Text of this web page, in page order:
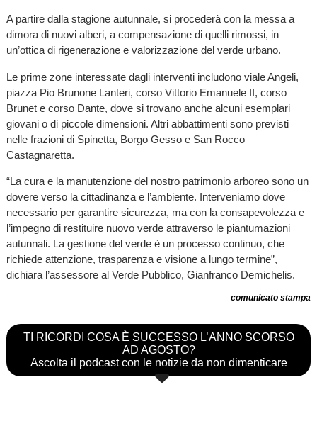
A partire dalla stagione autunnale, si procederà con la messa a
dimora di nuovi alberi, a compensazione di quelli rimossi, in
un’ottica di rigenerazione e valorizzazione del verde urbano.
Le prime zone interessate dagli interventi includono viale Angeli,
piazza Pio Brunone Lanteri, corso Vittorio Emanuele II, corso
Brunet e corso Dante, dove si trovano anche alcuni esemplari
giovani o di piccole dimensioni. Altri abbattimenti sono previsti
nelle frazioni di Spinetta, Borgo Gesso e San Rocco
Castagnaretta.
“La cura e la manutenzione del nostro patrimonio arboreo sono un
dovere verso la cittadinanza e l’ambiente. Interveniamo dove
necessario per garantire sicurezza, ma con la consapevolezza e
l’impegno di restituire nuovo verde attraverso le piantumazioni
autunnali. La gestione del verde è un processo continuo, che
richiede attenzione, trasparenza e visione a lungo termine”,
dichiara l’assessore al Verde Pubblico, Gianfranco Demichelis.
comunicato stampa
TI RICORDI COSA È SUCCESSO L’ANNO SCORSO
AD AGOSTO?
Ascolta il podcast con le notizie da non dimenticare